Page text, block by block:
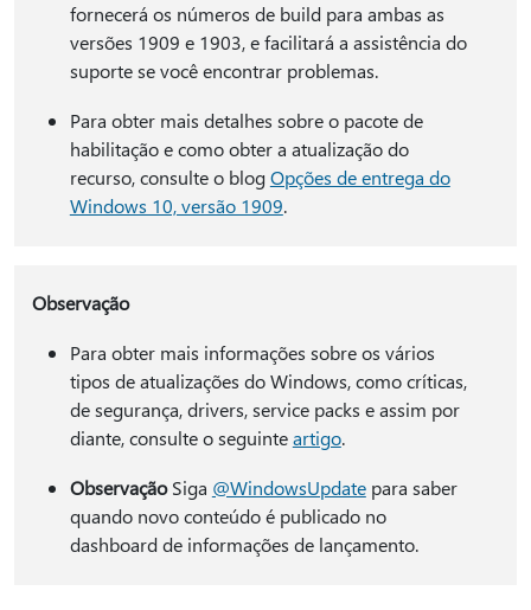
fornecerá os números de build para ambas as
versões 1909 e 1903, e facilitará a assistência do
suporte se você encontrar problemas.
Para obter mais detalhes sobre o pacote de
habilitação e como obter a atualização do
recurso, consulte o blogOpções de entrega do
Windows 10, versão 1909.
Observação
Para obter mais informações sobre os vários
tipos de atualizações do Windows, como críticas,
de segurança, drivers, service packs e assim por
diante, consulte o seguinteartigo.
ObservaçãoSiga @WindowsUpdatepara saber
quando novo conteúdo é publicado no
dashboard de informações de lançamento.